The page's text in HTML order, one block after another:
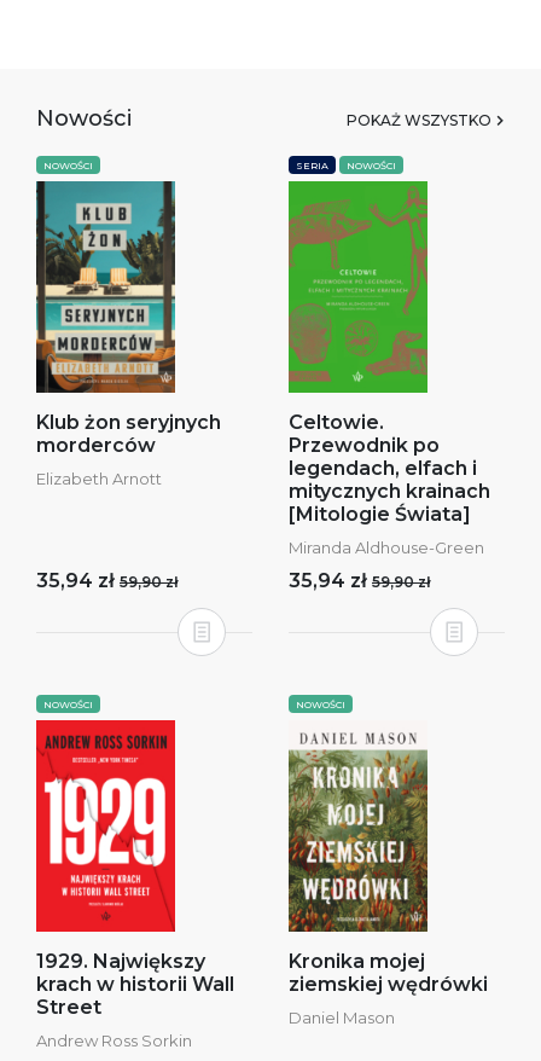
Nowości POKAŻ WSZYSTKO
NOWOŚCI
Klub żon seryjnych
morderców
Elizabeth Arnott
35,94 zł 59,90 zł
SERIA NOWOŚCI
Celtowie.
Przewodnik po
legendach, elfach i
mitycznych krainach
[Mitologie Świata]
Miranda Aldhouse-Green
35,94 zł 59,90 zł
NOWOŚCI
1929. Największy
krach w historii Wall
Street
Andrew Ross Sorkin
NOWOŚCI
Kronika mojej
ziemskiej wędrówki
Daniel Mason